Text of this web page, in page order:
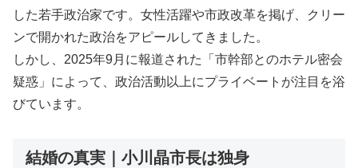
した若手政治家です。女性活躍や市政改革を掲げ、クリー
ンで開かれた政治をアピールしてきました。
しかし、2025年9月に報道された「市幹部とのホテル密会
疑惑」によって、政治活動以上にプライベートが注目を浴
びています。
結婚の真実｜小川晶市長は独身